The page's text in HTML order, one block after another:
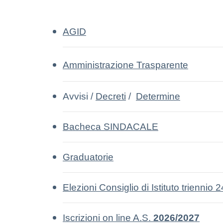
AGID
Amministrazione Trasparente
Avvisi / Decreti / Determine
Bacheca SINDACALE
Graduatorie
Elezioni Consiglio di Istituto triennio
Iscrizioni on line A.S. 2026/2027